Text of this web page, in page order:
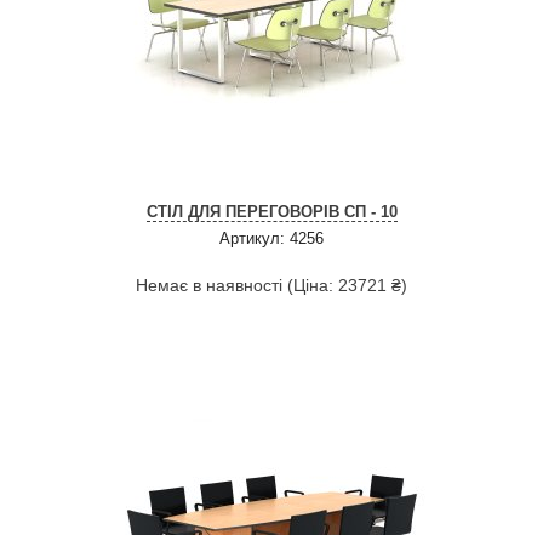
СТІЛ ДЛЯ ПЕРЕГОВОРІВ СП - 10
Артикул: 4256
Немає в наявності (Ціна: 23721 ₴)